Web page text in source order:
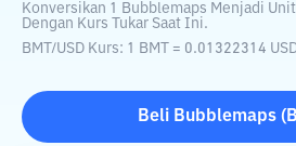
Konversikan 1 Bubblemaps Menjadi
Dengan Kurs Tukar Saat Ini.
BMT /USD Kurs: 1 BMT = 0.01322314
Beli Bubblemaps(